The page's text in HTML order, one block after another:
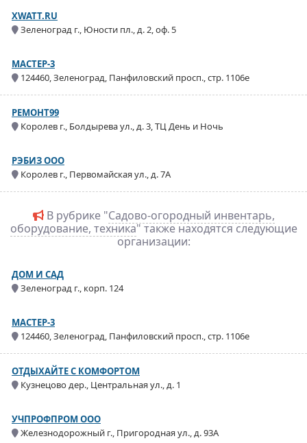
XWATT.RU
Зеленоград г., Юности пл., д. 2, оф. 5
МАСТЕР-3
124460, Зеленоград, Панфиловский просп., стр. 1106е
РЕМОНТ99
Королев г., Болдырева ул., д. 3, ТЦ День и Ночь
РЭБИЗ ООО
Королев г., Первомайская ул., д. 7А
В рубрике "Садово-огородный инвентарь,
оборудование, техника" также находятся следующие
организации:
ДОМ И САД
Зеленоград г., корп. 124
МАСТЕР-3
124460, Зеленоград, Панфиловский просп., стр. 1106е
ОТДЫХАЙТЕ С КОМФОРТОМ
Кузнецово дер., Центральная ул., д. 1
УЧПРОФПРОМ ООО
Железнодорожный г., Пригородная ул., д. 93А